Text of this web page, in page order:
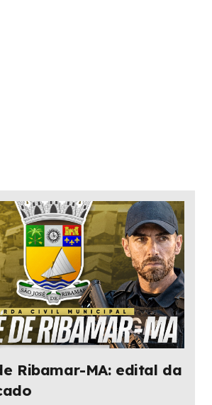
Ribamar-MA: edital da